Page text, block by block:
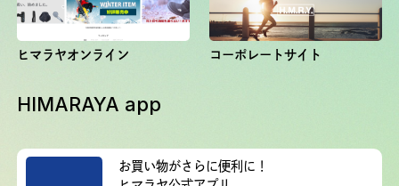
ヒマラヤオンライン コーポレートサイト
HIMARAYA app
お買い物がさらに便利に！